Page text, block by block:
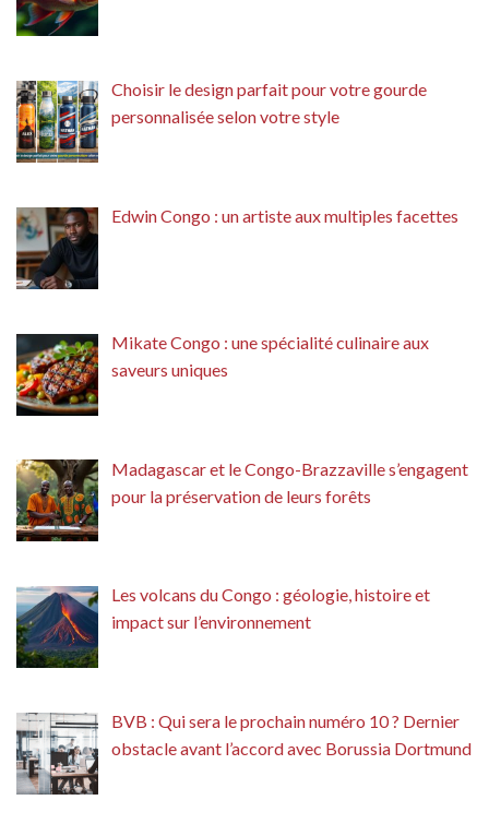
Choisir le design parfait pour votre gourde
personnalisée selon votre style
Edwin Congo : un artiste aux multiples facettes
Mikate Congo : une spécialité culinaire aux
saveurs uniques
Madagascar et le Congo-Brazzaville s’engagent
pour la préservation de leurs forêts
Les volcans du Congo : géologie, histoire et
impact sur l’environnement
BVB : Qui sera le prochain numéro 10 ? Dernier
obstacle avant l’accord avec Borussia Dortmund